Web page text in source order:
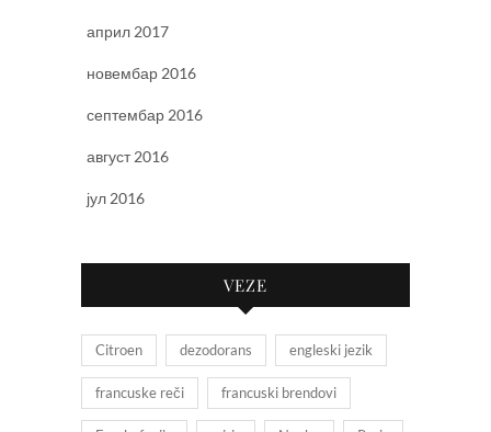
април 2017
новембар 2016
септембар 2016
август 2016
јул 2016
VEZE
Citroen dezodorans engleski jezik
francuske reči francuski brendovi